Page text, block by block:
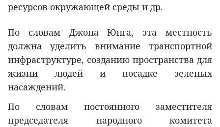
ресурсов окружающей среды и др.
По словам Джона Юнга, эта местность
должна уделить внимание транспортной
инфраструктуре, созданию пространства для
жизни людей и посадке зеленых
насаждений.
По словам постоянного заместителя
председателя народного комитета